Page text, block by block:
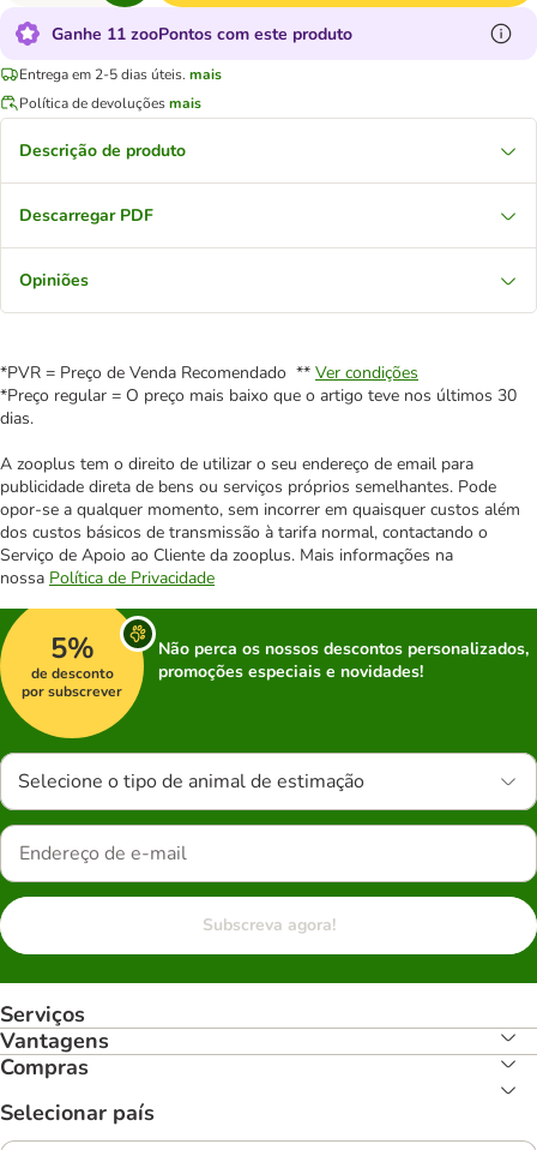
Ganhe 11 zooPontos com este produto
Entrega em 2-5 dias úteis. mais
Política de devoluçõesmais
Descrição de produto
Descarregar PDF
Opiniões
*PVR = Preço de Venda Recomendado ** Ver condições
*Preço regular = O preço mais baixo que o artigo teve nos últimos 30
dias.
A zooplus tem o direito de utilizar o seu endereço de email para
publicidade direta de bens ou serviços próprios semelhantes. Pode
opor-se a qualquer momento, sem incorrer em quaisquer custos além
dos custos básicos de transmissão à tarifa normal, contactando o
Serviço de Apoio ao Cliente da zooplus. Mais informações na
nossa Política de Privacidade
5%
de desconto
por subscrever
Não perca os nossos descontos personalizados,
promoções especiais e novidades!
Selecione o tipo de animal de estimação
Subscreva agora!
Serviços
Vantagens
Compras
Selecionar país